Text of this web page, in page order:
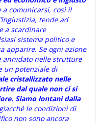
a comunicarsi, così il
tende ad
a scardinare
sistema politico e
apparire. Se ogni azione
annidato nelle strutture
un potenziale di
cristallizzato nelle
dal quale non ci si
Siamo lontani dalla
le condizioni di
non sono ancora